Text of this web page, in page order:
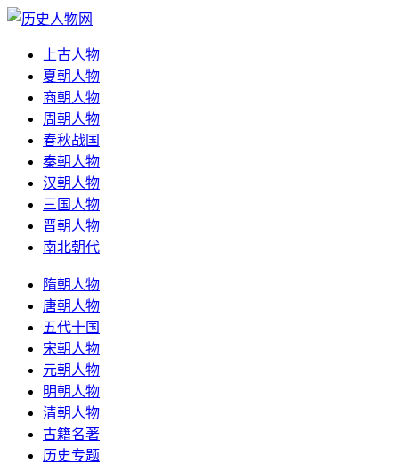
上古人物
夏朝人物
商朝人物
周朝人物
春秋战国
秦朝人物
汉朝人物
三国人物
晋朝人物
南北朝代
隋朝人物
唐朝人物
五代十国
宋朝人物
元朝人物
明朝人物
清朝人物
古籍名著
历史专题